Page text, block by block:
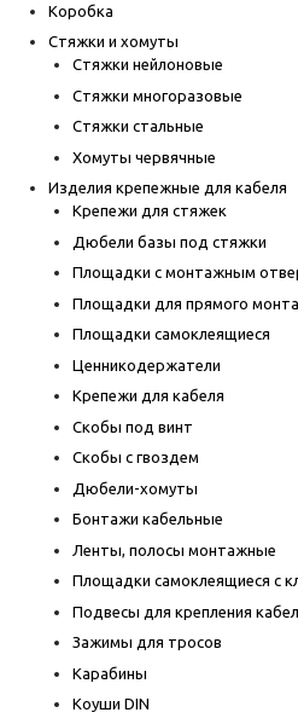
Коробка
Стяжки и хомуты
Стяжки нейлоновые
Стяжки многоразовые
Стяжки стальные
Хомуты червячные
Изделия крепежные для кабеля
Крепежи для стяжек
Дюбели базы под стяжки
Площадки с монтажным
Площадки для прямого
Площадки самоклеящиеся
Ценникодержатели
Крепежи для кабеля
Скобы под винт
Скобы с гвоздем
Дюбели-хомуты
Бонтажи кабельные
Ленты, полосы монтажные
Площадки самоклеящиеся с
Подвесы для крепления
Зажимы для тросов
Карабины
Коуши DIN